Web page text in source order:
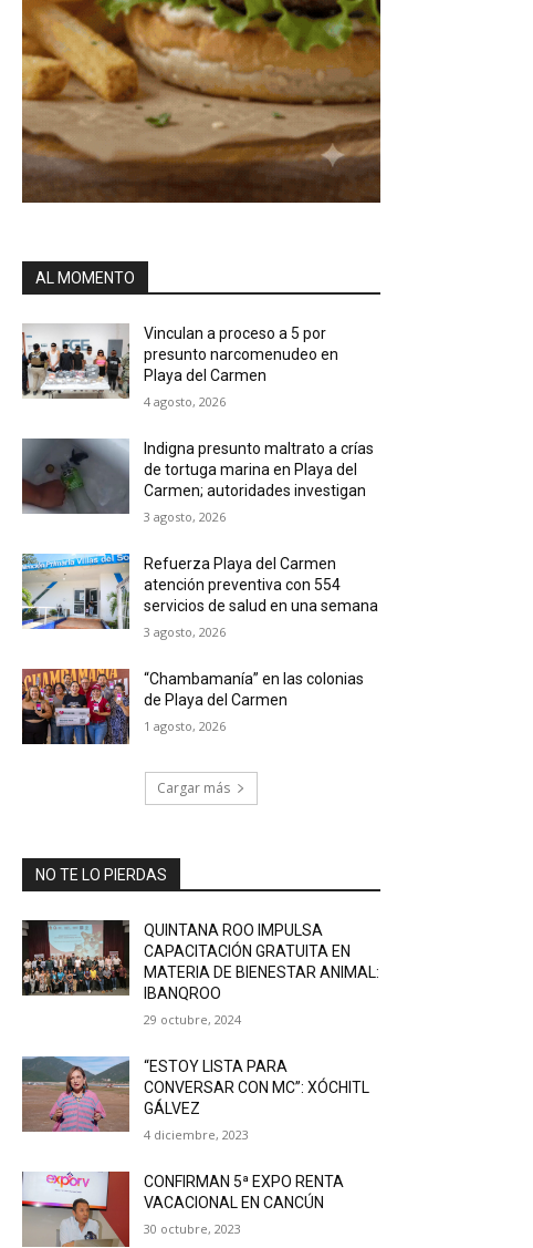
AL MOMENTO
Vinculan a proceso a 5 por
presunto narcomenudeo en
Playa del Carmen
4 agosto, 2026
Indigna presunto maltrato a crías
de tortuga marina en Playa del
Carmen; autoridades investigan
3 agosto, 2026
Refuerza Playa del Carmen
atención preventiva con 554
servicios de salud en una semana
3 agosto, 2026
“Chambamanía” en las colonias
de Playa del Carmen
1 agosto, 2026
Cargar más
NO TE LO PIERDAS
QUINTANA ROO IMPULSA
CAPACITACIÓN GRATUITA EN
MATERIA DE BIENESTAR ANIMAL:
IBANQROO
29 octubre, 2024
“ESTOY LISTA PARA
CONVERSAR CON MC”: XÓCHITL
GÁLVEZ
4 diciembre, 2023
CONFIRMAN 5ª EXPO RENTA
VACACIONAL EN CANCÚN
30 octubre, 2023